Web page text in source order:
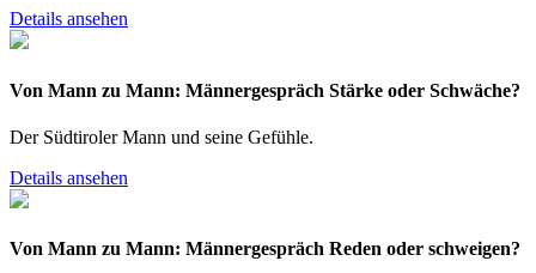
Details ansehen
Von Mann zu Mann: Männergespräch Stärke oder Schwäche?
Der Südtiroler Mann und seine Gefühle.
Details ansehen
Von Mann zu Mann: Männergespräch Reden oder schweigen?